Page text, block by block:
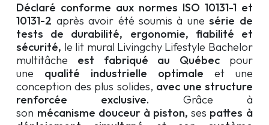
Déclaré conforme aux normes ISO 10131-1 et
10131-2 après avoir été soumis à une série de
tests de durabilité, ergonomie, fiabilité et
sécurité, le lit mural Livingchy Lifestyle Bachelor
multitâche
est fabriqué au Québecpour
une qualité industrielle optimale et une
conception des plus solides, avec une structure
renforcée exclusive. Grâce à
son mécanisme douceur à piston,ses pattes à